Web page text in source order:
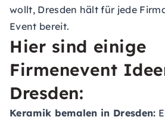
wollt, Dresden hält für jede
Event bereit.
Hier sind einige
Firmenevent
Dresden:
Keramik bemalen in Dresden: